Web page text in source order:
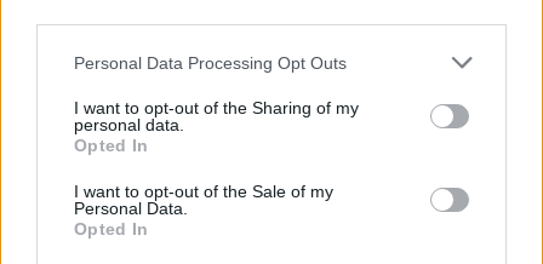
Please note that this website/app uses one or more Google
not limited to your visit or usage behaviour. You may click to
grant or deny consent to Google and its third-party tags to
use your data for below specified purposes in below Google
consent section.
Personal Data Processing Opt Outs
I want to opt-out of the Sharing of my
personal data.
Opted In
I want to opt-out of the Sale of my
Personal Data.
Opted In
ORSZÁGOS TÁNCHÁZTALÁLKOZÓ ÉS